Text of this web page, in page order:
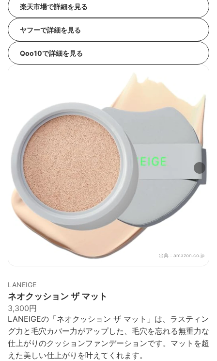
楽天市場で詳細を見る
ヤフーで詳細を見る
Qoo10で詳細を見る
出典： amazon.co.jp
LANEIGE
ネオクッション ザ マット
3,300円
LANEIGEの「ネオクッション ザ マット」は、ラスティン
グ力と毛穴カバー力がアップした、毛穴を忘れる無重力な
仕上がりのクッションファンデーションです。マットを超
えた美しい仕上がりを叶えてくれます。